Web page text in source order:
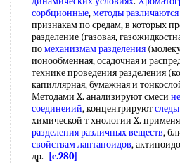
сорбционные,методы различаются
признакам по средам, в которых
разделение (газовая,
помеханизмам разделения
ионообменная, осадочная и
технике проведения разделения
капиллярная, бумажная и
Методами X. анализируют смеси
соединеиий, концентрируют
химической т хнологии X.
разделения различных веществ,
свойствам лантаноидов,
др.
[c.280]